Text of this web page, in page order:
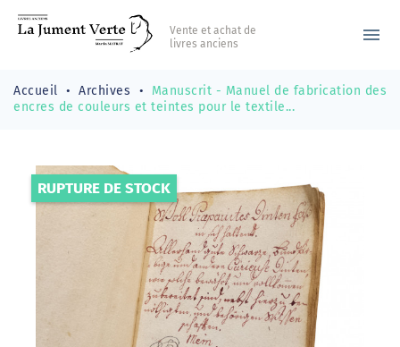
Vente et achat de
livres anciens
menu
Accueil Archives
Manuscrit - Manuel de fabrication des
encres de couleurs et teintes pour le textile...
RUPTURE DE STOCK